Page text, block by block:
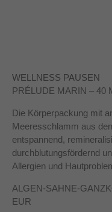
WELLNESS PAUSEN
PRÉLUDE MARIN – 40
Die Körperpackung mit
Meeresschlamm aus
entspannend,
durchblutungsfördernd
Allergien und
ALGEN-SAHNE-
EUR